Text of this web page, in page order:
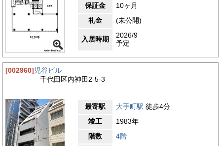
保証金
10ヶ月
礼金
(未公開)
入居時期
2026/9
予定
[002960]児谷ビル
千代田区内神田2-5-3
最寄駅 大手町駅 徒歩4分
竣工
1983年
階数
4階